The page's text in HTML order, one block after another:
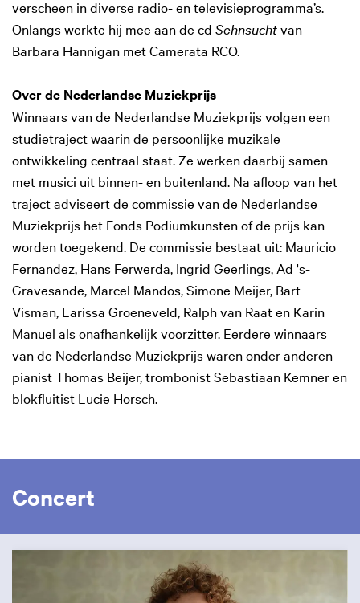
verscheen in diverse radio- en televisieprogramma’s.
Onlangs werkte hij mee aan de cd Sehnsuchtvan
Barbara Hannigan met Camerata RCO.
Over de Nederlandse Muziekprijs
Winnaars van de Nederlandse Muziekprijs volgen een
studietraject waarin de persoonlijke muzikale
ontwikkeling centraal staat. Ze werken daarbij samen
met musici uit binnen- en buitenland. Na afloop van het
traject adviseert de commissie van de Nederlandse
Muziekprijs het Fonds Podiumkunsten of de prijs kan
worden toegekend. De commissie bestaat uit: Mauricio
Fernandez, Hans Ferwerda, Ingrid Geerlings, Ad 's-
Gravesande, Marcel Mandos, Simone Meijer, Bart
Visman, Larissa Groeneveld, Ralph van Raat en Karin
Manuel als onafhankelijk voorzitter. Eerdere winnaars
van de Nederlandse Muziekprijs waren onder anderen
pianist Thomas Beijer, trombonist Sebastiaan Kemner en
blokfluitist Lucie Horsch.
Concert